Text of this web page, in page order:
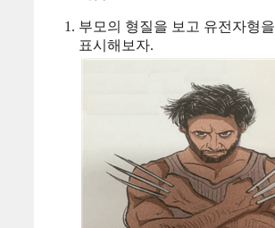
부모의 형질을 보고 유전자형을
표시해보자.